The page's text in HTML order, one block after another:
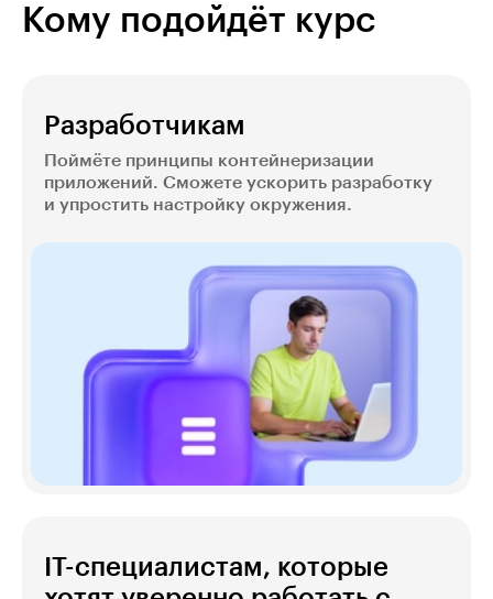
Кому подойдёт курс
Разработчикам
Поймёте принципы контейнеризации
приложений. Сможете ускорить разработку
и упростить настройку окружения.
IT-специалистам, которые